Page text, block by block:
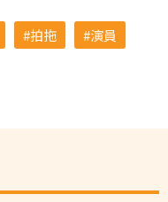
拍拖
演員